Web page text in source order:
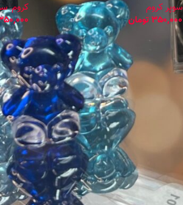
سوپر کروم
350,000تومان
کروم,